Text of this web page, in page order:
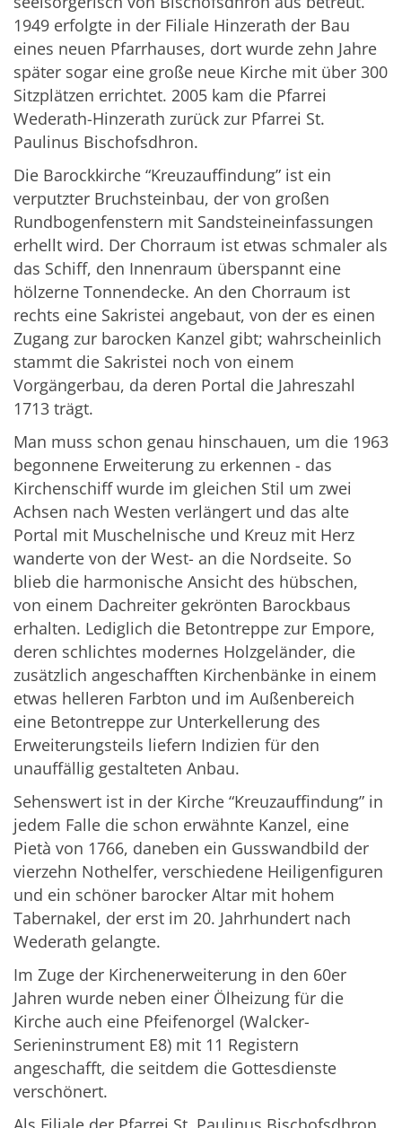
1949 erfolgte in der Filiale Hinzerath der Bau
eines neuen Pfarrhauses, dort wurde zehn Jahre
später sogar eine große neue Kirche mit über 300
Sitzplätzen errichtet. 2005 kam die Pfarrei
Wederath-Hinzerath zurück zur Pfarrei St.
Paulinus Bischofsdhron.
Die Barockkirche “Kreuzauffindung” ist ein
verputzter Bruchsteinbau, der von großen
Rundbogenfenstern mit Sandsteineinfassungen
erhellt wird. Der Chorraum ist etwas schmaler als
das Schiff, den Innenraum überspannt eine
hölzerne Tonnendecke. An den Chorraum ist
rechts eine Sakristei angebaut, von der es einen
Zugang zur barocken Kanzel gibt; wahrscheinlich
stammt die Sakristei noch von einem
Vorgängerbau, da deren Portal die Jahreszahl
1713 trägt.
Man muss schon genau hinschauen, um die 1963
begonnene Erweiterung zu erkennen - das
Kirchenschiff wurde im gleichen Stil um zwei
Achsen nach Westen verlängert und das alte
Portal mit Muschelnische und Kreuz mit Herz
wanderte von der West- an die Nordseite. So
blieb die harmonische Ansicht des hübschen,
von einem Dachreiter gekrönten Barockbaus
erhalten. Lediglich die Betontreppe zur Empore,
deren schlichtes modernes Holzgeländer, die
zusätzlich angeschafften Kirchenbänke in einem
etwas helleren Farbton und im Außenbereich
eine Betontreppe zur Unterkellerung des
Erweiterungsteils liefern Indizien für den
unauffällig gestalteten Anbau.
Sehenswert ist in der Kirche “Kreuzauffindung” in
jedem Falle die schon erwähnte Kanzel, eine
Pietà von 1766, daneben ein Gusswandbild der
vierzehn Nothelfer, verschiedene Heiligenfiguren
und ein schöner barocker Altar mit hohem
Tabernakel, der erst im 20. Jahrhundert nach
Wederath gelangte.
Im Zuge der Kirchenerweiterung in den 60er
Jahren wurde neben einer Ölheizung für die
Kirche auch eine Pfeifenorgel (Walcker-
Serieninstrument E8) mit 11 Registern
angeschafft, die seitdem die Gottesdienste
verschönert.